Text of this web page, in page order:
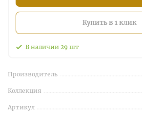
Купить в 1 клик
В наличии 29 шт
Производитель
Коллекция
Артикул